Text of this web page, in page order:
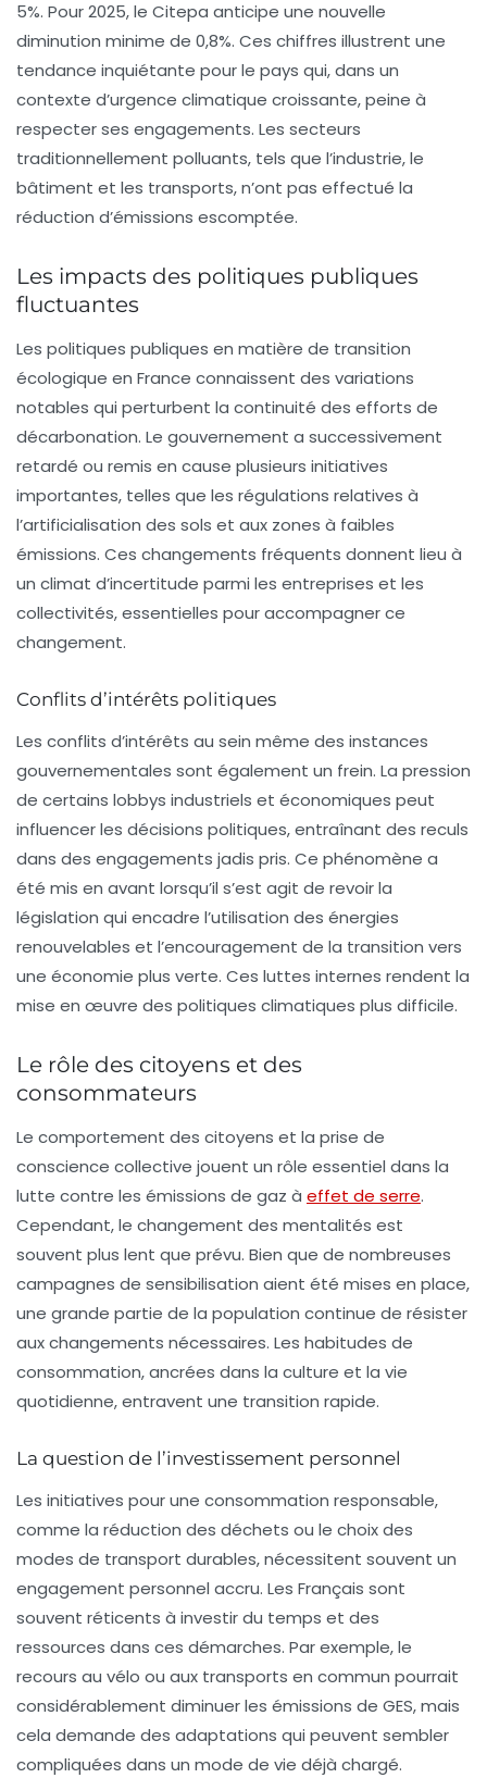
5%. Pour 2025, le Citepa anticipe une nouvelle
diminution minime de 0,8%. Ces chiffres illustrent une
tendance inquiétante pour le pays qui, dans un
contexte d’urgence climatique croissante, peine à
respecter ses engagements. Les secteurs
traditionnellement polluants, tels que l’industrie, le
bâtiment et les transports, n’ont pas effectué la
réduction d’émissions escomptée.
Les impacts des politiques publiques
fluctuantes
Les politiques publiques en matière de transition
écologique en France connaissent des variations
notables qui perturbent la continuité des efforts de
décarbonation. Le gouvernement a successivement
retardé ou remis en cause plusieurs initiatives
importantes, telles que les régulations relatives à
l’artificialisation des sols et aux zones à faibles
émissions. Ces changements fréquents donnent lieu à
un climat d’incertitude parmi les entreprises et les
collectivités, essentielles pour accompagner ce
changement.
Conflits d’intérêts politiques
Les conflits d’intérêts au sein même des instances
gouvernementales sont également un frein. La pression
de certains lobbys industriels et économiques peut
influencer les décisions politiques, entraînant des reculs
dans des engagements jadis pris. Ce phénomène a
été mis en avant lorsqu’il s’est agit de revoir la
législation qui encadre l’utilisation des énergies
renouvelables et l’encouragement de la transition vers
une économie plus verte. Ces luttes internes rendent la
mise en œuvre des politiques climatiques plus difficile.
Le rôle des citoyens et des
consommateurs
Le comportement des citoyens et la prise de
conscience collective jouent un rôle essentiel dans la
lutte contre les émissions de gaz à effet de serre.
Cependant, le changement des mentalités est
souvent plus lent que prévu. Bien que de nombreuses
campagnes de sensibilisation aient été mises en place,
une grande partie de la population continue de résister
aux changements nécessaires. Les habitudes de
consommation, ancrées dans la culture et la vie
quotidienne, entravent une transition rapide.
La question de l’investissement personnel
Les initiatives pour une consommation responsable,
comme la réduction des déchets ou le choix des
modes de transport durables, nécessitent souvent un
engagement personnel accru. Les Français sont
souvent réticents à investir du temps et des
ressources dans ces démarches. Par exemple, le
recours au vélo ou aux transports en commun pourrait
considérablement diminuer les émissions de GES, mais
cela demande des adaptations qui peuvent sembler
compliquées dans un mode de vie déjà chargé.